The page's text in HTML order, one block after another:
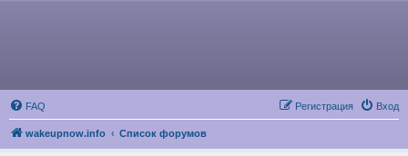
FAQ Вход
Регистрация
wakeupnow.info Список форумов